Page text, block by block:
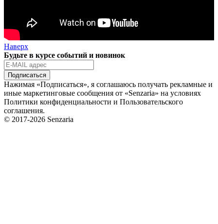
Наверх
Будьте в курсе событий и новинок
Подписаться
Нажимая «Подписаться», я соглашаюсь получать рекламные и
иные маркетинговые сообщения от «Senzaria» на условиях
Политики конфиденциальности и Пользовательского
соглашения.
© 2017-2026 Senzaria